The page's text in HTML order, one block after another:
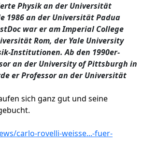
Physik an der Universität
1986 an der Universität Padua
war er am Imperial College
Rom, der Yale University
Institutionen. Ab den 1990er-
an der University of Pittsburgh in
er Professor an der Universität
sich ganz gut und seine
carlo-rovelli-weisse...-fuer-